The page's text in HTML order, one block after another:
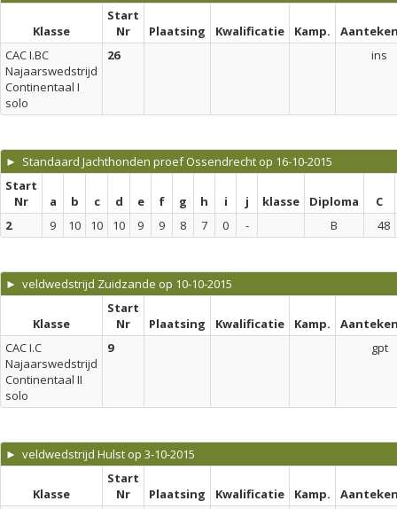
Klasse
Start
Nr
Plaatsing Kwalificatie Kamp.
CAC I.BC
Najaarswedstrijd
Continentaal I
solo
26 ins
► Standaard Jachthonden proef Ossendrecht op 16-10-2015
Start
Nr
a b c d e f g h i j klasse Diploma
C
2
9 10 10 10 9 9 8 7 0 - B 48
► veldwedstrijd Zuidzande op 10-10-2015
Klasse
Start
Nr
Plaatsing Kwalificatie Kamp.
CAC I.C
Najaarswedstrijd
Continentaal II
solo
9 gpt
► veldwedstrijd Hulst op 3-10-2015
Klasse
Start
Nr
Plaatsing Kwalificatie Kamp.